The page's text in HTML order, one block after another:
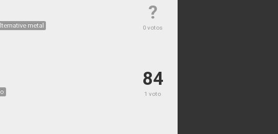
?
0 votos
metal
84
1 voto